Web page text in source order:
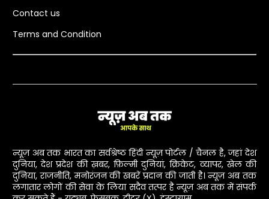
Contact us
Terms and Condition
न्यूज़ अब तक भारत का सर्वश्रेष्ठ हिंदी न्यूज़ पोर्टल / चैनल है, जहां देश
दुनिया, देश प्रदेश की ख़बर, फ़िल्मी दुनियां, क्रिकेट, व्यापर, खेल की
दुनिया, राजनीति, मनोरंजन की खबरें प्रदान की जाती है। न्यूज़ अब तक
लगातार लोगों की सेवा के लिया सदैव तत्पर है न्यूज़ अब तक में संपर्क